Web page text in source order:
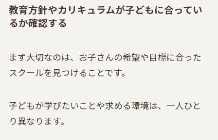
教育方針やカリキュラムが子どもに合ってい
るか確認する
まず大切なのは、お子さんの希望や目標に合った
スクールを見つけることです。
子どもが学びたいことや求める環境は、一人ひと
り異なります。